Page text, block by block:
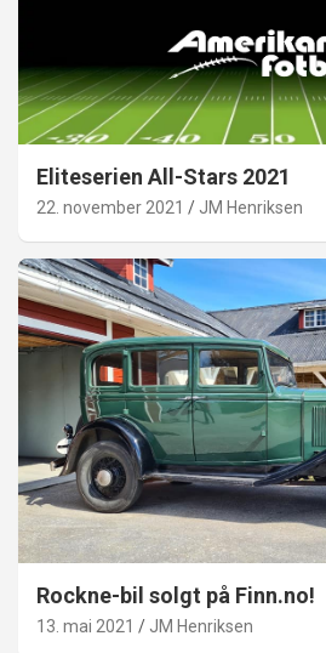
Eliteserien All-Stars 2021
22. november 2021 JM Henriksen
Rockne-bil solgt på Finn.no!
13. mai 2021 JM Henriksen